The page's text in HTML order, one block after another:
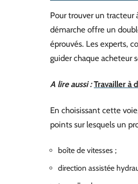
Pour trouver un tracteur
démarche offre un
éprouvés. Les experts,
guider chaque acheteur
A lire aussi : Travailler à
En choisissant cette
points sur lesquels un
boîte de vitesses ;
direction assistée